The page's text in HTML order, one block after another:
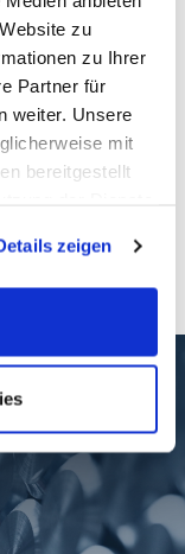
zu
zu Ihrer
Partner für
weiter. Unsere
mit
bereitgestellt
zeigen
ALLEN